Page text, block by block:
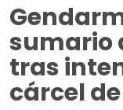
sumario
tras
cárcel